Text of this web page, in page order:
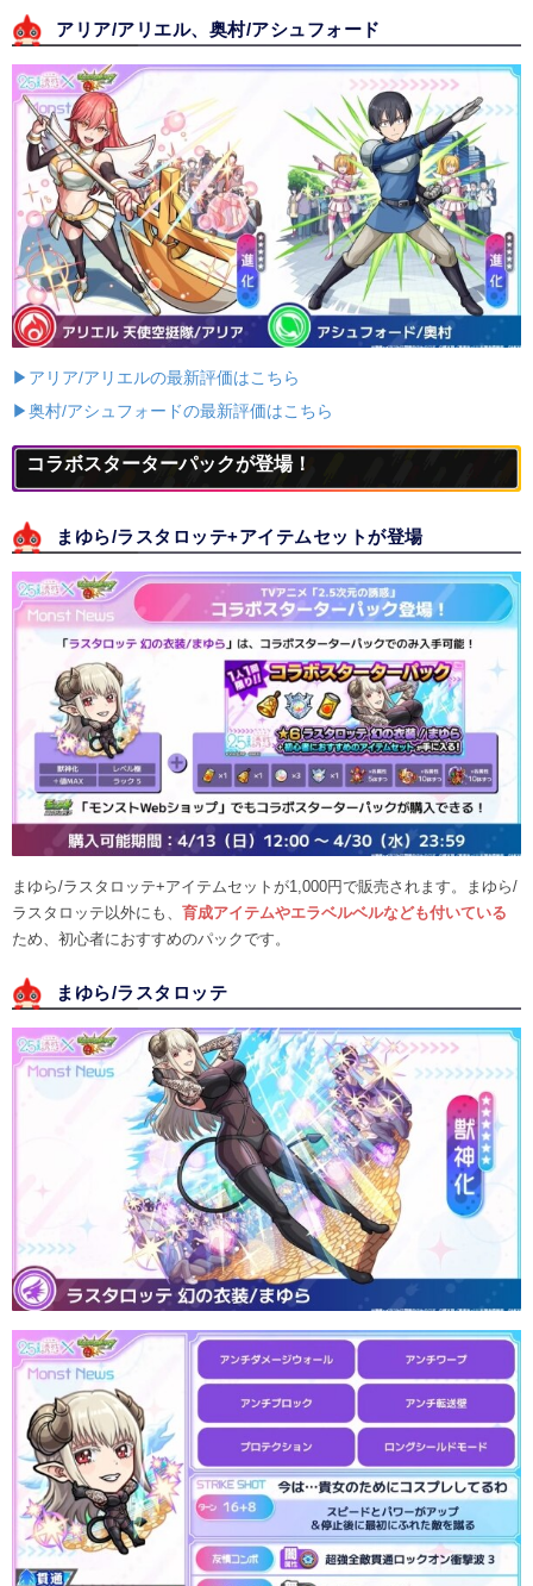
アリア/アリエル、奥村/アシュフォード
▶アリア/アリエルの最新評価はこちら
▶奥村/アシュフォードの最新評価はこちら
コラボスターターパックが登場！
まゆら/ラスタロッテ+アイテムセットが登場
まゆら/ラスタロッテ+アイテムセットが1,000円で販売されます。まゆら/
ラスタロッテ以外にも、 育成アイテムやエラベルベルなども付いている
ため、初心者におすすめのパックです。
まゆら/ラスタロッテ